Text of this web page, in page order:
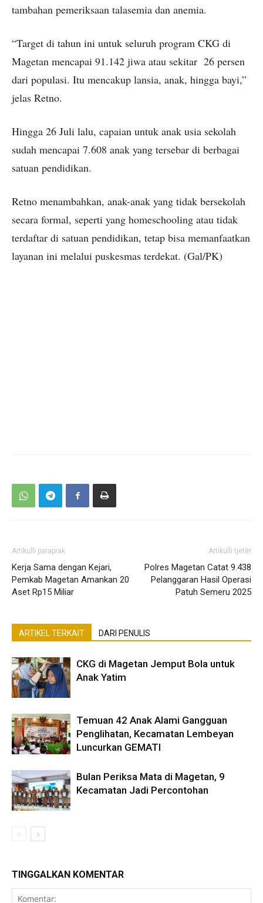
tambahan pemeriksaan talasemia dan anemia.
“Target di tahun ini untuk seluruh program CKG di
Magetan mencapai 91.142 jiwa atau sekitar 26 persen
dari populasi. Itu mencakup lansia, anak, hingga bayi,”
jelas Retno.
Hingga 26 Juli lalu, capaian untuk anak usia sekolah
sudah mencapai 7.608 anak yang tersebar di berbagai
satuan pendidikan.
Retno menambahkan, anak-anak yang tidak bersekolah
secara formal, seperti yang homeschooling atau tidak
terdaftar di satuan pendidikan, tetap bisa memanfaatkan
layanan ini melalui puskesmas terdekat. (Gal/PK)
Artikulli paraprak
Kerja Sama dengan Kejari,
Pemkab Magetan Amankan 20
Aset Rp15 Miliar
Artikulli tjetër
Polres Magetan Catat 9.438
Pelanggaran Hasil Operasi
Patuh Semeru 2025
ARTIKEL TERKAIT DARI PENULIS
CKG di Magetan Jemput Bola untuk
Anak Yatim
Temuan 42 Anak Alami Gangguan
Penglihatan, Kecamatan Lembeyan
Luncurkan GEMATI
Bulan Periksa Mata di Magetan, 9
Kecamatan Jadi Percontohan
TINGGALKAN KOMENTAR